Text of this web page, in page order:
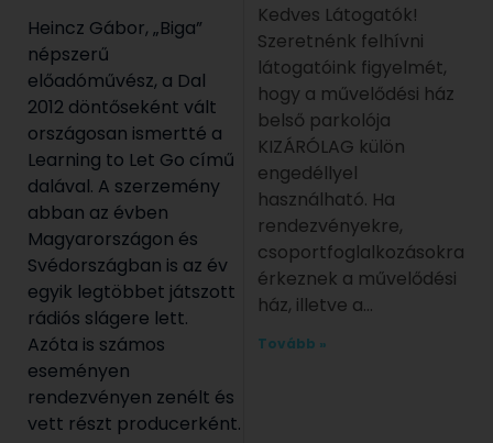
Heincz Gábor, „Biga”
népszerű
előadóművész, a Dal
2012 döntőseként vált
országosan ismertté a
Learning to Let Go című
dalával. A szerzemény
abban az évben
Magyarországon és
Svédországban is az év
egyik legtöbbet játszott
rádiós slágere lett.
Azóta is számos
eseményen
rendezvényen zenélt és
vett részt producerként.
Kedves Látogatók!
Szeretnénk felhívni
látogatóink figyelmét,
hogy a művelődési ház
belső parkolója
KIZÁRÓLAG külön
engedéllyel
használható. Ha
rendezvényekre,
csoportfoglalkozásokra
érkeznek a művelődési
ház, illetve a
Tovább »